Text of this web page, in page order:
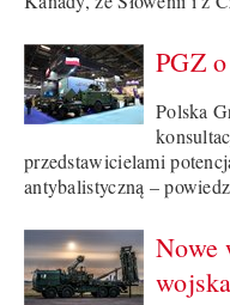
PGZ
Polska
przedstawicielami
antybalistyczną –
Nowe
wojska